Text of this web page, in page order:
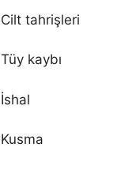
Cilt tahrişleri
Tüy kaybı
İshal
Kusma